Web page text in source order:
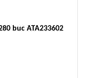
buc ATA233602